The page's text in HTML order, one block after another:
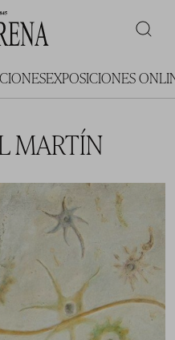
EXPOSICIONES
MARTÍN